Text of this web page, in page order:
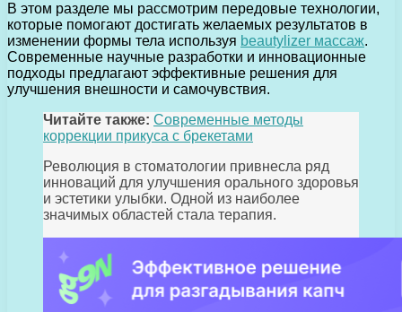
В этом разделе мы рассмотрим передовые технологии,
которые помогают достигать желаемых результатов в
изменении формы тела используя beautylizer массаж.
Современные научные разработки и инновационные
подходы предлагают эффективные решения для
улучшения внешности и самочувствия.
Читайте также: Современные методы
коррекции прикуса с брекетами
Революция в стоматологии привнесла ряд
инноваций для улучшения орального здоровья
и эстетики улыбки. Одной из наиболее
значимых областей стала терапия.